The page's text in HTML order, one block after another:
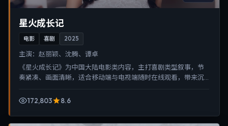
星火成长记
电影 喜剧 2025
主演： 赵丽颖、沈腾、谭卓
《星火成长记》为中国大陆电影类内容，主打喜剧类型叙事，节
奏紧凑、画面清晰，适合移动端与电视端随时在线观看，带来沉
172,803
8.6